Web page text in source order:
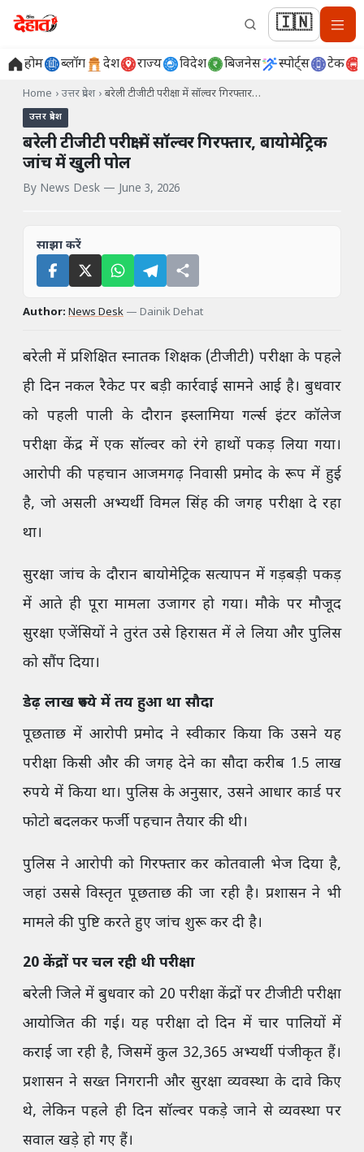
🇮🇳
होम ब्लॉग देश राज्य विदेश बिजनेस स्पोर्ट्स टेक
Home › उत्तर प्रदेश › बरेली टीजीटी परीक्षा में सॉल्वर गिरफ्तार…
उत्तर प्रदेश
बरेली टीजीटी परीक्षा में सॉल्वर गिरफ्तार, बायोमेट्रिक
जांच में खुली पोल
By News Desk — June 3, 2026
साझा करें
Author: News Desk — Dainik Dehat
बरेली में प्रशिक्षित स्नातक शिक्षक (टीजीटी) परीक्षा के पहले
ही दिन नकल रैकेट पर बड़ी कार्रवाई सामने आई है। बुधवार
को पहली पाली के दौरान इस्लामिया गर्ल्स इंटर कॉलेज
परीक्षा केंद्र में एक सॉल्वर को रंगे हाथों पकड़ लिया गया।
आरोपी की पहचान आजमगढ़ निवासी प्रमोद के रूप में हुई
है, जो असली अभ्यर्थी विमल सिंह की जगह परीक्षा दे रहा
था।
सुरक्षा जांच के दौरान बायोमेट्रिक सत्यापन में गड़बड़ी पकड़
में आते ही पूरा मामला उजागर हो गया। मौके पर मौजूद
सुरक्षा एजेंसियों ने तुरंत उसे हिरासत में ले लिया और पुलिस
को सौंप दिया।
डेढ़ लाख रुपये में तय हुआ था सौदा
पूछताछ में आरोपी प्रमोद ने स्वीकार किया कि उसने यह
परीक्षा किसी और की जगह देने का सौदा करीब 1.5 लाख
रुपये में किया था। पुलिस के अनुसार, उसने आधार कार्ड पर
फोटो बदलकर फर्जी पहचान तैयार की थी।
पुलिस ने आरोपी को गिरफ्तार कर कोतवाली भेज दिया है,
जहां उससे विस्तृत पूछताछ की जा रही है। प्रशासन ने भी
मामले की पुष्टि करते हुए जांच शुरू कर दी है।
20 केंद्रों पर चल रही थी परीक्षा
बरेली जिले में बुधवार को 20 परीक्षा केंद्रों पर टीजीटी परीक्षा
आयोजित की गई। यह परीक्षा दो दिन में चार पालियों में
कराई जा रही है, जिसमें कुल 32,365 अभ्यर्थी पंजीकृत हैं।
प्रशासन ने सख्त निगरानी और सुरक्षा व्यवस्था के दावे किए
थे, लेकिन पहले ही दिन सॉल्वर पकड़े जाने से व्यवस्था पर
सवाल खड़े हो गए हैं।